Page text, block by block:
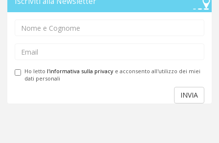
Ho letto l'informativa sulla privacy e acconsento all'utilizzo dei miei
dati personali
INVIA